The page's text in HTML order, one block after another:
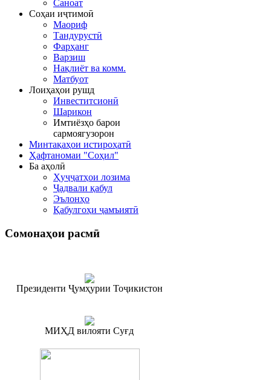
Саноат
Соҳаи иҷтимоӣ
Маориф
Тандурустӣ
Фарҳанг
Варзиш
Нақлиёт ва комм.
Матбуот
Лоиҳаҳои рушд
Инвеститсионӣ
Шарикон
Имтиёзҳо барои
сармоягузорон
Минтақаҳои истироҳатӣ
Ҳафтаномаи "Соҳил"
Ба аҳолӣ
Ҳуҷҷатҳои лозима
Ҷадвали қабул
Эълонҳо
Қабулгоҳи ҷамъиятӣ
Сомонаҳои расмӣ
Президенти Ҷумҳурии Тоҷикистон
МИҲД вилояти Суғд